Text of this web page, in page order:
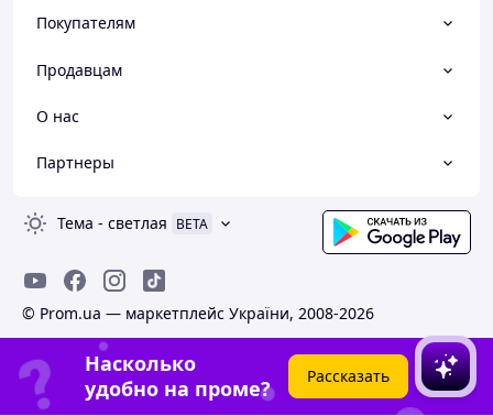
Покупателям
Продавцам
О нас
Партнеры
Тема - светлая BETA
© Prom.ua — маркетплейс України, 2008-2026
Насколько
удобно на проме?
Рассказать